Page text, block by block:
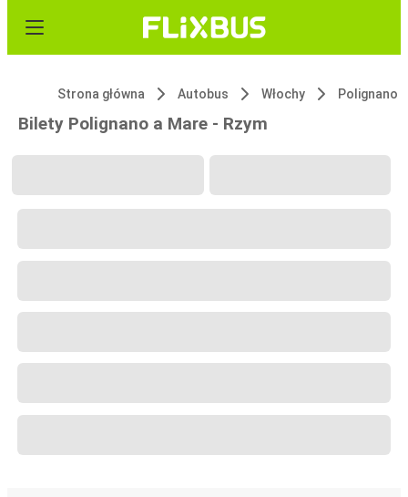
Strona główna Autobus Włochy Polignano
Bilety Polignano a Mare - Rzym